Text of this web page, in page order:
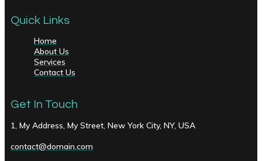
Quick Links
Home
About Us
Services
Contact Us
Get In Touch
1, My Address, My Street, New York City, NY, USA
contact@domain.com